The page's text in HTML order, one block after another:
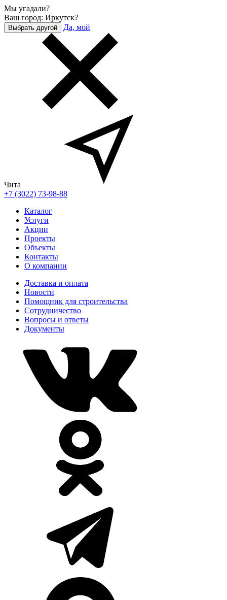
Мы угадали?
Ваш город: Иркутск?
Выбрать другой Да, мой
Чита
+7 (3022) 73-98-88
Каталог
Услуги
Акции
Проекты
Объекты
Контакты
О компании
Доставка и оплата
Новости
Помощник для строительства
Сотрудничество
Вопросы и ответы
Документы